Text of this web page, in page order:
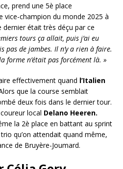
prend une 5è place
vice-champion du monde 2025 à
dernier était très déçu par ce
tours ça allait, puis j’ai eu
pas de jambes. Il n’y a rien à faire.
forme n’était pas forcément là. »
effectivement quand l’Italien
que la course semblait
deux fois dans le dernier tour.
local Delano Heeren.
la 2è place en battant au sprint
qu’on attendait quand même,
de Bruyère-Joumard.